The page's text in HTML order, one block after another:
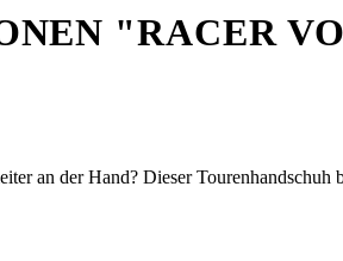
"RACER
an der Hand? Dieser